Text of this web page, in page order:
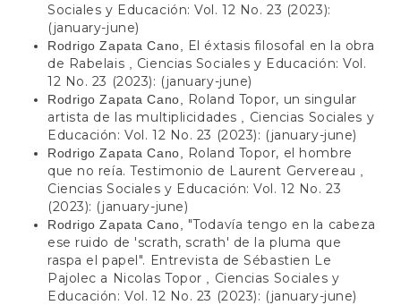
Sociales y Educación: Vol. 12 No. 23 (2023):
(january-june)
Rodrigo Zapata Cano,
El éxtasis filosofal en la obra
de Rabelais
Ciencias Sociales y Educación: Vol.
12 No. 23 (2023): (january-june)
Rodrigo Zapata Cano,
Roland Topor, un singular
artista de las multiplicidades
Ciencias Sociales y
Educación: Vol. 12 No. 23 (2023): (january-june)
Rodrigo Zapata Cano,
Roland Topor, el hombre
que no reía. Testimonio de Laurent Gervereau
Ciencias Sociales y Educación: Vol. 12 No. 23
(2023): (january-june)
Rodrigo Zapata Cano, "Todavía tengo en la cabeza
ese ruido de 'scrath, scrath' de la pluma que
raspa el papel". Entrevista de Sébastien Le
Pajolec a Nicolas Topor
Ciencias Sociales y
Educación: Vol. 12 No. 23 (2023): (january-june)